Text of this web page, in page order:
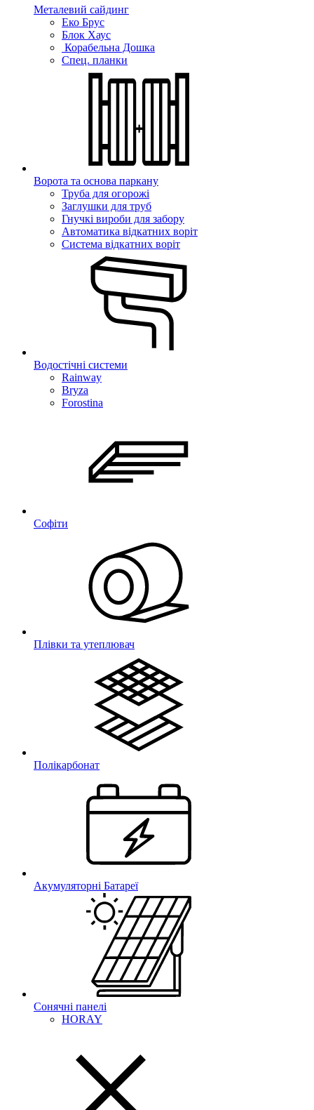
Металевий сайдинг
Еко Брус
Блок Хаус
Корабельна Дошка
Спец. планки
Ворота та основа паркану
Труба для огорожі
Заглушки для труб
Гнучкі вироби для забору
Автоматика відкатних воріт
Система відкатних воріт
Водостічні системи
Rainway
Bryza
Forostina
Софіти
Плівки та утеплювач
Полікарбонат
Акумуляторні Батареї
Сонячні панелі
HORAY